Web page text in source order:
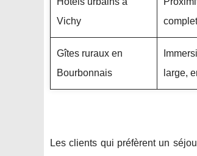
Vichy
Gîtes ruraux en
Bourbonnais
large,
Les clients qui préfèrent un